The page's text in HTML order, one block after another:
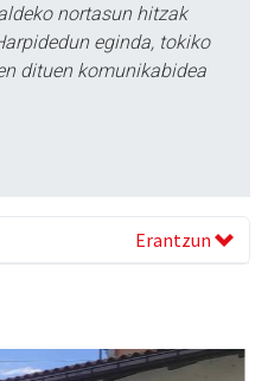
nortasun hitzak
eginda, tokiko
dituen komunikabidea
Erantzun